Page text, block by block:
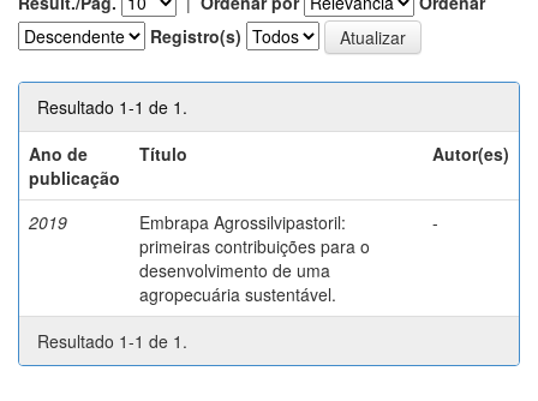
Registro(s)
Resultado 1-1 de 1.
Ano de
publicação
Título Autor(es)
2019
Embrapa Agrossilvipastoril:
primeiras contribuições para o
desenvolvimento de uma
agropecuária sustentável.
-
Resultado 1-1 de 1.